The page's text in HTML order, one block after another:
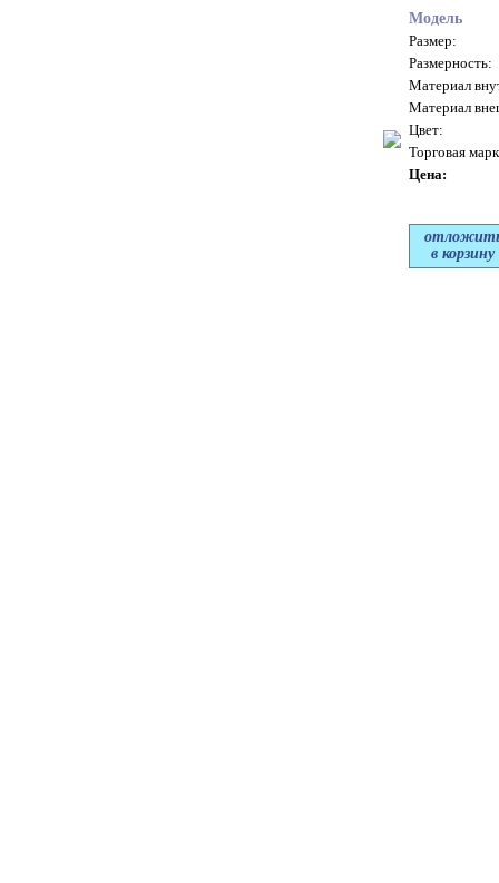
Модель
Размер:
Размерность:
Материал
Материал
Цвет:
Торговая
Цена:
в корзину